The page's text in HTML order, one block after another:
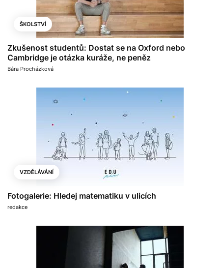
ŠKOLSTVÍ
Zkušenost studentů: Dostat se na Oxford nebo
Cambridge je otázka kuráže, ne peněz
Bára Procházková
VZDĚLÁVÁNÍ
Fotogalerie: Hledej matematiku v ulicích
redakce